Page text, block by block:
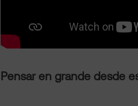
Pensar en grande desde